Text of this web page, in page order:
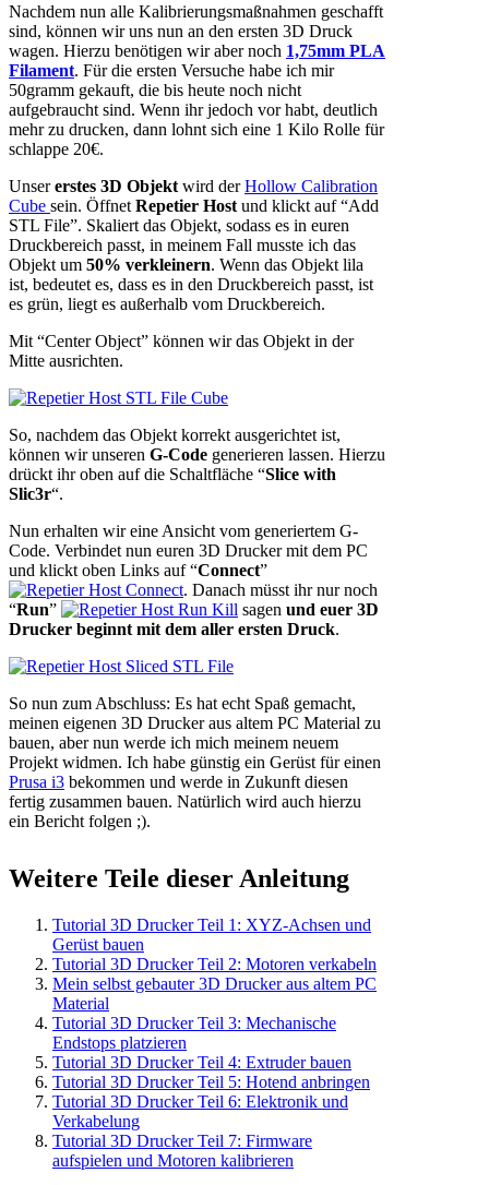
Nachdem nun alle Kalibrierungsmaßnahmen geschafft
sind, können wir uns nun an den ersten 3D Druck
wagen. Hierzu benötigen wir aber noch 1,75mm PLA
Filament. Für die ersten Versuche habe ich mir
50gramm gekauft, die bis heute noch nicht
aufgebraucht sind. Wenn ihr jedoch vor habt, deutlich
mehr zu drucken, dann lohnt sich eine 1 Kilo Rolle für
schlappe 20€.
Unsererstes 3D Objekt wird derHollow Calibration
Cube sein. Öffnet Repetier Host und klickt auf “Add
STL File”. Skaliert das Objekt, sodass es in euren
Druckbereich passt, in meinem Fall musste ich das
Objekt um 50% verkleinern. Wenn das Objekt lila
ist, bedeutet es, dass es in den Druckbereich passt, ist
es grün, liegt es außerhalb vom Druckbereich.
Mit “Center Object” können wir das Objekt in der
Mitte ausrichten.
So, nachdem das Objekt korrekt ausgerichtet ist,
können wir unseren G-Code generieren lassen. Hierzu
drückt ihr oben auf die Schaltfläche “Slice with
Slic3r“.
Nun erhalten wir eine Ansicht vom generiertem G-
Code. Verbindet nun euren 3D Drucker mit dem PC
und klickt oben Links auf “Connect”
. Danach müsst ihr nur noch
“Run” sagen und euer 3D
Drucker beginnt mit dem aller ersten Druck.
So nun zum Abschluss: Es hat echt Spaß gemacht,
meinen eigenen 3D Drucker aus altem PC Material zu
bauen, aber nun werde ich mich meinem neuem
Projekt widmen. Ich habe günstig ein Gerüst für einen
Prusa i3 bekommen und werde in Zukunft diesen
fertig zusammen bauen. Natürlich wird auch hierzu
ein Bericht folgen ;).
Weitere Teile dieser Anleitung
Tutorial 3D Drucker Teil 1: XYZ-Achsen und
Gerüst bauen
Tutorial 3D Drucker Teil 2: Motoren verkabeln
Mein selbst gebauter 3D Drucker aus altem PC
Material
Tutorial 3D Drucker Teil 3: Mechanische
Endstops platzieren
Tutorial 3D Drucker Teil 4: Extruder bauen
Tutorial 3D Drucker Teil 5: Hotend anbringen
Tutorial 3D Drucker Teil 6: Elektronik und
Verkabelung
Tutorial 3D Drucker Teil 7: Firmware
aufspielen und Motoren kalibrieren